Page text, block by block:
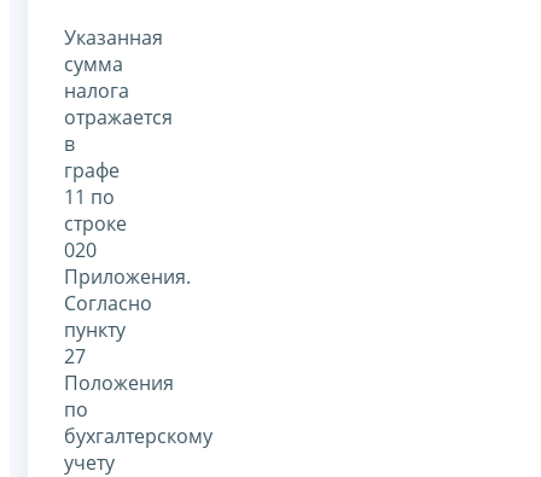
Указанная
сумма
налога
отражается
в
графе
11 по
строке
020
Приложения.
Согласно
пункту
27
Положения
по
бухгалтерскому
учету